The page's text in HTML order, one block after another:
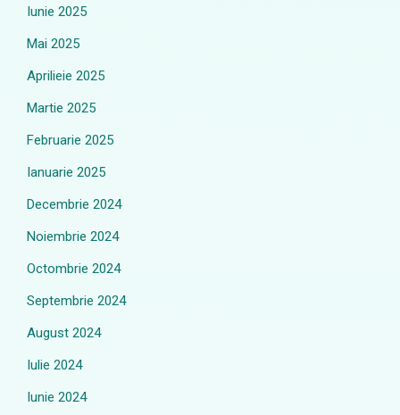
Iunie 2025
Mai 2025
Aprilieie 2025
Martie 2025
Februarie 2025
Ianuarie 2025
Decembrie 2024
Noiembrie 2024
Octombrie 2024
Septembrie 2024
August 2024
Iulie 2024
Iunie 2024